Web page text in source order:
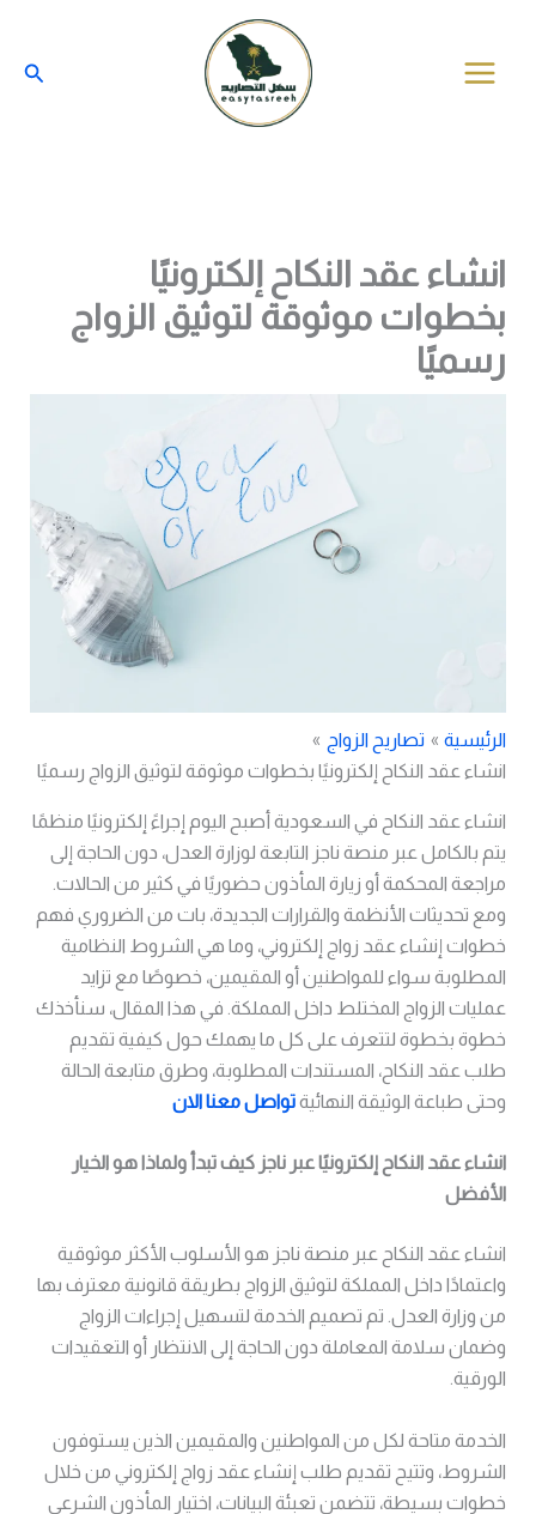
المحتوى
انشاء عقد النكاح إلكترونيًا
بخطوات موثوقة لتوثيق الزواج
رسميًا
الرئيسية
تصاريح الزواج
انشاء عقد النكاح إلكترونيًا بخطوات موثوقة لتوثيق الزواج رسميًا
انشاء عقد النكاح في السعودية أصبح اليوم إجراءً إلكترونيًا منظمًا
يتم بالكامل عبر منصة ناجز التابعة لوزارة العدل، دون الحاجة إلى
مراجعة المحكمة أو زيارة المأذون حضوريًا في كثير من الحالات.
ومع تحديثات الأنظمة والقرارات الجديدة، بات من الضروري فهم
خطوات إنشاء عقد زواج إلكتروني، وما هي الشروط النظامية
المطلوبة سواء للمواطنين أو المقيمين، خصوصًا مع تزايد
عمليات الزواج المختلط داخل المملكة. في هذا المقال، سنأخذك
خطوة بخطوة لتتعرف على كل ما يهمك حول كيفية تقديم
طلب عقد النكاح، المستندات المطلوبة، وطرق متابعة الحالة
وحتى طباعة الوثيقة النهائيةتواصل معنا الان
انشاء عقد النكاح إلكترونيًا عبر ناجز كيف تبدأ ولماذا هو الخيار
الأفضل
انشاء عقد النكاح عبر منصة ناجز هو الأسلوب الأكثر موثوقية
واعتمادًا داخل المملكة لتوثيق الزواج بطريقة قانونية معترف بها
من وزارة العدل. تم تصميم الخدمة لتسهيل إجراءات الزواج
وضمان سلامة المعاملة دون الحاجة إلى الانتظار أو التعقيدات
الورقية.
الخدمة متاحة لكل من المواطنين والمقيمين الذين يستوفون
الشروط، وتتيح تقديم طلب إنشاء عقد زواج إلكتروني من خلال
خطوات بسيطة، تتضمن تعبئة البيانات، اختيار المأذون الشرعي